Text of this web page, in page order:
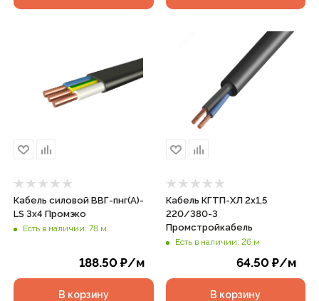
Кабель силовой ВВГ-пнг(А)-
LS 3х4 Промэко
Есть в наличии: 78 м
188.50₽/м
В корзину
Кабель КГТП-ХЛ 2х1,5
220/380-3
Промстройкабель
Есть в наличии: 26 м
64.50 ₽/м
В корзину